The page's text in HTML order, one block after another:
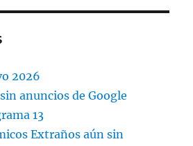
2026
anuncios de Google
13
Extraños aún sin